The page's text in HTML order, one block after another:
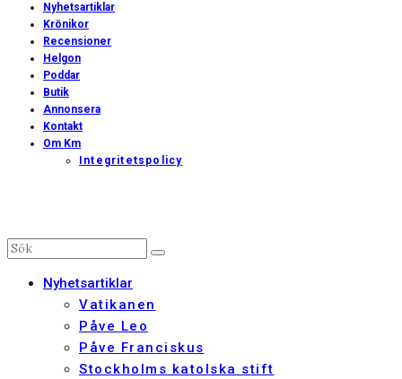
Nyhetsartiklar
Krönikor
Recensioner
Helgon
Poddar
Butik
Annonsera
Kontakt
Om Km
Integritetspolicy
Nyhetsartiklar
Vatikanen
Påve Leo
Påve Franciskus
Stockholms katolska stift